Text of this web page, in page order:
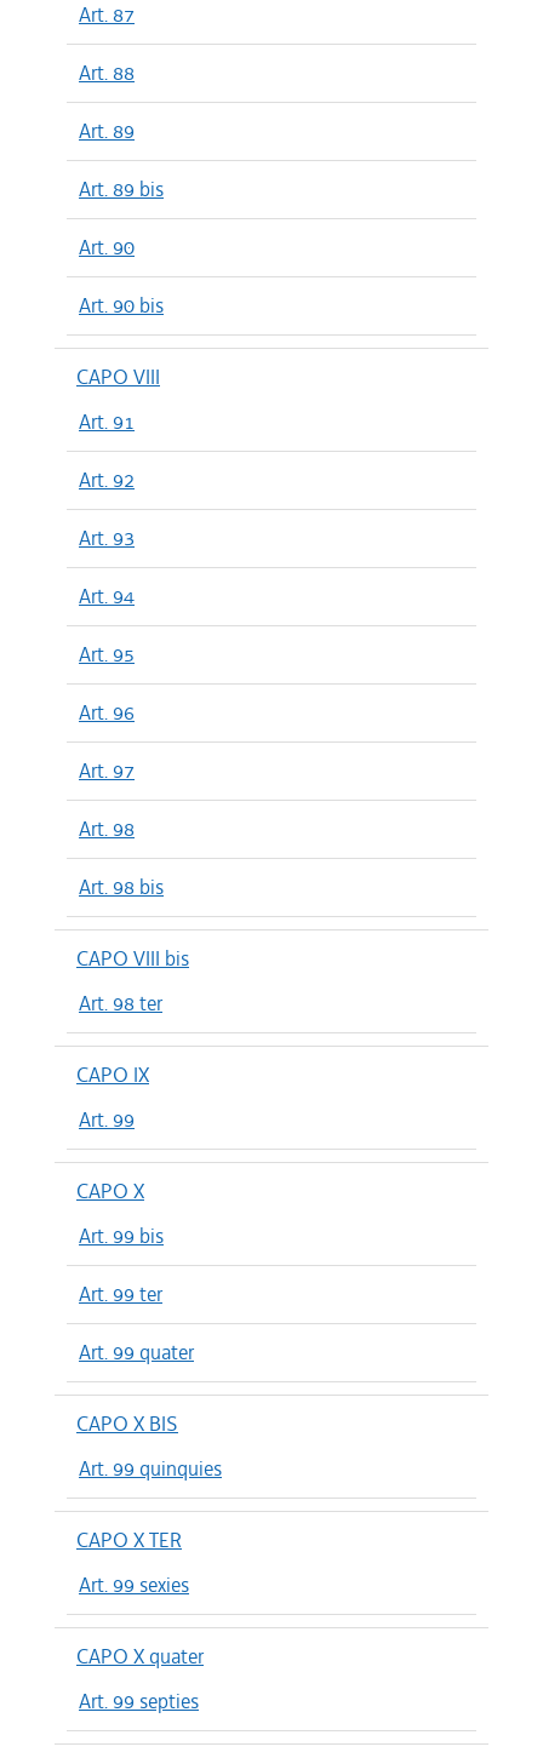
Art. 87
Art. 88
Art. 89
Art. 89 bis
Art. 90
Art. 90 bis
CAPO VIII
Art. 91
Art. 92
Art. 93
Art. 94
Art. 95
Art. 96
Art. 97
Art. 98
Art. 98 bis
CAPO VIII bis
Art. 98 ter
CAPO IX
Art. 99
CAPO X
Art. 99 bis
Art. 99 ter
Art. 99 quater
CAPO X BIS
Art. 99 quinquies
CAPO X TER
Art. 99 sexies
CAPO X quater
Art. 99 septies